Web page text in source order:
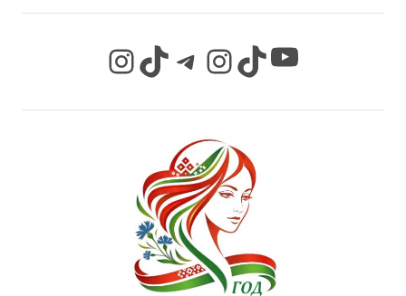
InstagramTikTok Telegram InstagramTikTok YouTube